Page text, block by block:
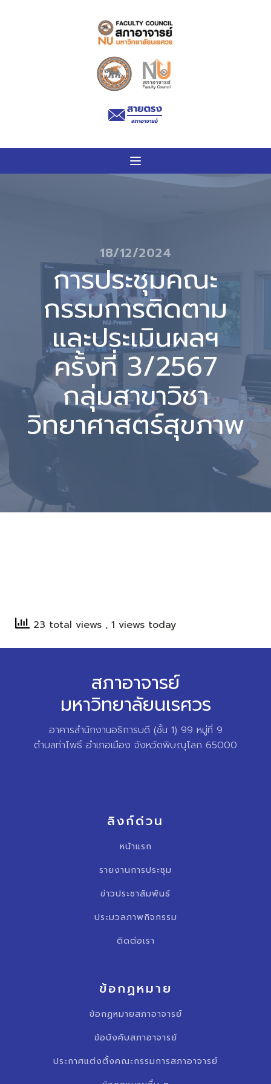
18/12/2024
การประชุมคณะ
กรรมการติดตาม
และประเมินผลฯ
ครั้งที่ 3/2567
กลุ่มสาขาวิชา
วิทยาศาสตร์สุขภาพ
23 total views , 1 views today
สภาอาจารย์
มหาวิทยาลัยนเรศวร
อาคารสำนักงานอธิการบดี (ชั้น 1) 99 หมู่ที่ 9
ตำบลท่าโพธิ์ อำเภอเมือง จังหวัดพิษณุโลก 65000
ลิงก์ด่วน
หน้าแรก
รายงานการประชุม
ข่าวประชาสัมพันธ์
ประมวลภาพกิจกรรม
ติดต่อเรา
ข้อกฏหมาย
ข้อกฏหมายสภาอาจารย์
ข้อบังคับสภาอาจารย์
ประกาศแต่งตั้งคณะกรรมการสภาอาจารย์